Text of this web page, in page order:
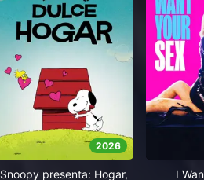
2026
Snoopy presenta: Hogar,
I